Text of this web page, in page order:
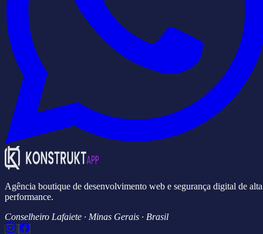
Agência boutique de desenvolvimento web e segurança digital de alta
performance.
Conselheiro Lafaiete · Minas Gerais · Brasil